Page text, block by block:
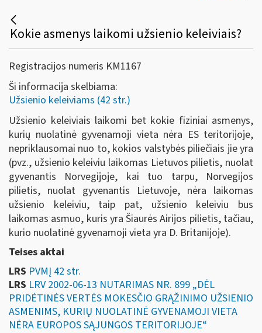
Kokie asmenys laikomi užsienio keleiviais?
Registracijos numeris KM1167
Ši informacija skelbiama:
Užsienio keleiviams (42 str.)
Užsienio keleiviais laikomi bet kokie fiziniai asmenys,
kurių nuolatinė gyvenamoji vieta nėra ES teritorijoje,
nepriklausomai nuo to, kokios valstybės piliečiais jie yra
(pvz., užsienio keleiviu laikomas Lietuvos pilietis, nuolat
gyvenantis Norvegijoje, kai tuo tarpu, Norvegijos
pilietis, nuolat gyvenantis Lietuvoje, nėra laikomas
užsienio keleiviu, taip pat, užsienio keleiviu bus
laikomas asmuo, kuris yra Šiaurės Airijos pilietis, tačiau,
kurio nuolatinė gyvenamoji vieta yra D. Britanijoje).
Teises aktai
LRS PVMĮ 42 str.
LRS LRV 2002-06-13 NUTARIMAS NR. 899 „DĖL
PRIDĖTINĖS VERTĖS MOKESČIO GRĄŽINIMO UŽSIENIO
ASMENIMS, KURIŲ NUOLATINĖ GYVENAMOJI VIETA
NĖRA EUROPOS SĄJUNGOS TERITORIJOJE“